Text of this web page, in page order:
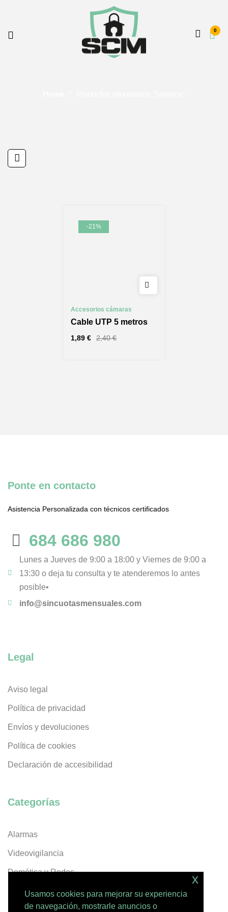
0
-21%
Accesorios cámaras
Cable UTP 5 metros
2,40€
1,89€
Ponte en contacto
Asistencia Personalizada con técnicos certificados
684 686 980
Lunes a Jueves de 9:00 a 18:00 y Viernes de 9:00 a
13:30 o deja tu consulta y te atenderemos lo antes
posible•
info@sincuotasmensuales.com
Legal
Aviso legal
Política de privacidad
Envíos y devoluciones
Política de cookies
Declaración de accesibilidad
Categorías
Alarmas
Videovigilancia
Domótica y Redes
Servicios
Usamos cookies para mejorar su experiencia
de navegación, mostrarle anuncios o
x